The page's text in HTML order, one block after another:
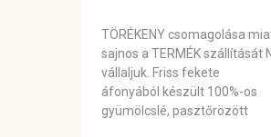
TÖRÉKENY csomagolása
sajnos a TERMÉK szállítását
vállaljuk. Friss fekete
áfonyából készült 100%-os
gyümölcslé, pasztőrözött